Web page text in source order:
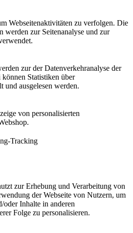
Webseitenaktivitäten zu verfolgen. Die
werden zur Seitenanalyse und zur
zur der Datenverkehranalyse der
können Statistiken über
und ausgelesen werden.
von personalisierten
Tracking
zur Erhebung und Verarbeitung von
der Webseite von Nutzern, um
oder Inhalte in anderen
Folge zu personalisieren.